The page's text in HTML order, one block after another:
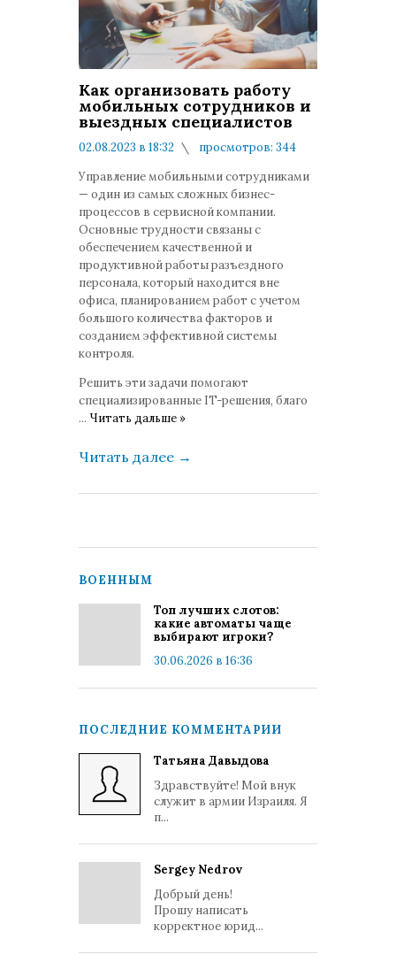
Как организовать работу
мобильных сотрудников и
выездных специалистов
02.08.2023 в 18:32
просмотров: 344
Управление мобильными сотрудниками
— один из самых сложных бизнес-
процессов в сервисной компании.
Основные трудности связаны с
обеспечением качественной и
продуктивной работы разъездного
персонала, который находится вне
офиса, планированием работ с учетом
большого количества факторов и
созданием эффективной системы
контроля.
Решить эти задачи помогают
специализированные IT-решения, благо
... Читать дальше »
Читать далее →
ВОЕННЫМ
Топ лучших слотов:
какие автоматы чаще
выбирают игроки?
30.06.2026 в 16:36
ПОСЛЕДНИЕ КОММЕНТАРИИ
Татьяна Давыдова
Здравствуйте! Мой внук
служит в армии Израиля. Я
п...
Sergey Nedrov
Добрый день!
Прошу написать
корректное юрид...